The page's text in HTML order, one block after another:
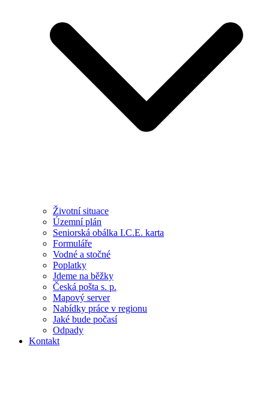
Životní situace
Územní plán
Seniorská obálka I.C.E. karta
Formuláře
Vodné a stočné
Poplatky
Jdeme na běžky
Česká pošta s. p.
Mapový server
Nabídky práce v regionu
Jaké bude počasí
Odpady
Kontakt